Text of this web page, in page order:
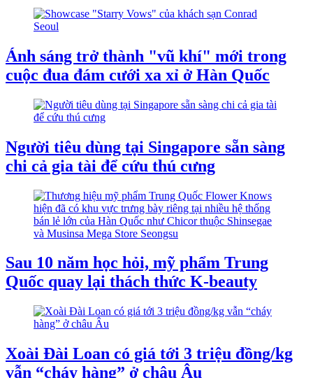
Ánh sáng trở thành "vũ khí" mới trong
cuộc đua đám cưới xa xỉ ở Hàn Quốc
Người tiêu dùng tại Singapore sẵn sàng
chi cả gia tài để cứu thú cưng
Sau 10 năm học hỏi, mỹ phẩm Trung
Quốc quay lại thách thức K-beauty
Xoài Đài Loan có giá tới 3 triệu đồng/kg
vẫn “cháy hàng” ở châu Âu